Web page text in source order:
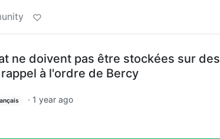
ne doivent pas être stockées sur des
à l'ordre de Bercy
· 1 year ago